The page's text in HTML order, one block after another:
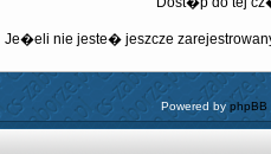
Je�eli nie jeste� jeszcze
Powered byphpBB